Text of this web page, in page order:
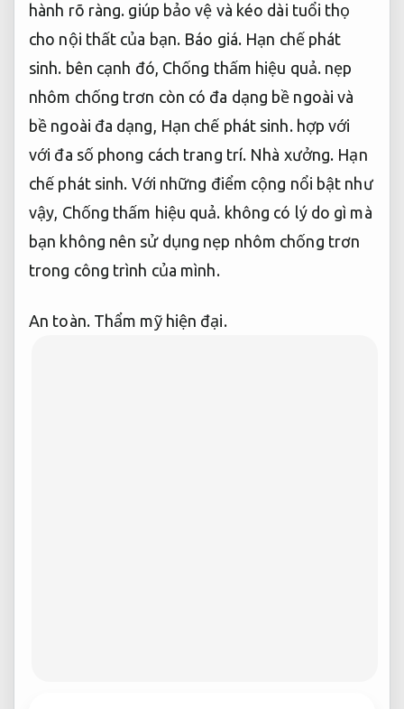
hành rõ ràng. giúp bảo vệ và kéo dài tuổi thọ
cho nội thất của bạn. Báo giá. Hạn chế phát
sinh. bên cạnh đó, Chống thấm hiệu quả.nẹp
nhôm chống trơn còn có đa dạng bề ngoài và
bề ngoài đa dạng, Hạn chế phát sinh.hợp với
với đa số phong cách trang trí. Nhà xưởng. Hạn
chế phát sinh. Với những điểm cộng nổi bật như
vậy, Chống thấm hiệu quả. không có lý do gì mà
bạn không nên sử dụng nẹp nhôm chống trơn
trong công trình của mình.
An toàn. Thẩm mỹ hiện đại.